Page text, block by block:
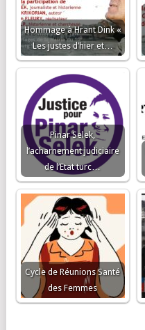
Hommage à Hrant Dink «
Les justes d’hier et…
Pinar Selek,
l’acharnement judiciaire
de l’Etat turc…
Cycle de Réunions Santé
des Femmes